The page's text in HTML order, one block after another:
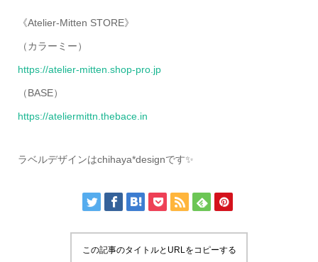
《Atelier-Mitten STORE》
（カラーミー）
https://atelier-mitten.shop-pro.jp
（BASE）
https://ateliermittn.thebace.in
ラベルデザインはchihaya*designです✨
この記事のタイトルとURLをコピーする